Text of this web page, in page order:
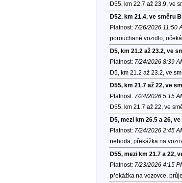
D55, km 22.7 až 23.9, ve
D52, km 21.4, ve směru
Platnost: 7/26/2026 11:50
porouchané vozidlo,
D5, km 21.2 až 23.2, ve
Platnost: 7/24/2026 8:39
D5, km 21.2 až 23.2, ve
D55, km 21.7 až 22, ve
Platnost: 7/24/2026 5:15
D55, km 21.7 až 22, ve
D5, mezi km 26.5 a 26,
Platnost: 7/24/2026 2:45
nehoda; překážka na
D55, mezi km 21.7 a 22,
Platnost: 7/23/2026 4:15
překážka na vozovce,